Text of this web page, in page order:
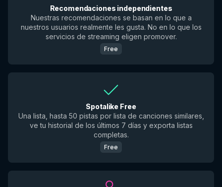
Recomendaciones independientes
Nuestras recomendaciones se basan en lo que a
nuestros usuarios realmente les gusta. No en lo que los
servicios de streaming eligen promover.
Free
Spotalike Free
Una lista, hasta 50 pistas por lista de canciones similares,
ve tu historial de los últimos 7 días y exporta listas
completas.
Free